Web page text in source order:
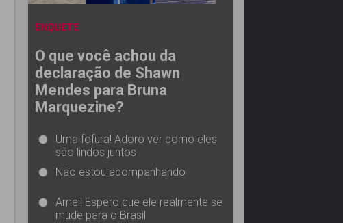
ENQUETE
O que você achou da
declaração de Shawn
Mendes para Bruna
Marquezine?
Uma fofura! Adoro ver como eles
são lindos juntos
Não estou acompanhando
Amei! Espero que ele realmente se
mude para o Brasil